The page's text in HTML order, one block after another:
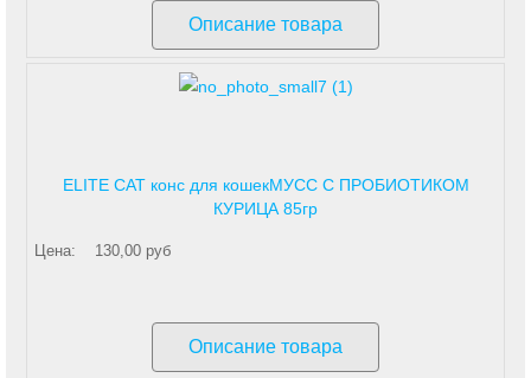
Описание товара
ELITE CAT конс для кошекМУСС С ПРОБИОТИКОМ
КУРИЦА 85гр
Цена: 130,00 руб
Описание товара